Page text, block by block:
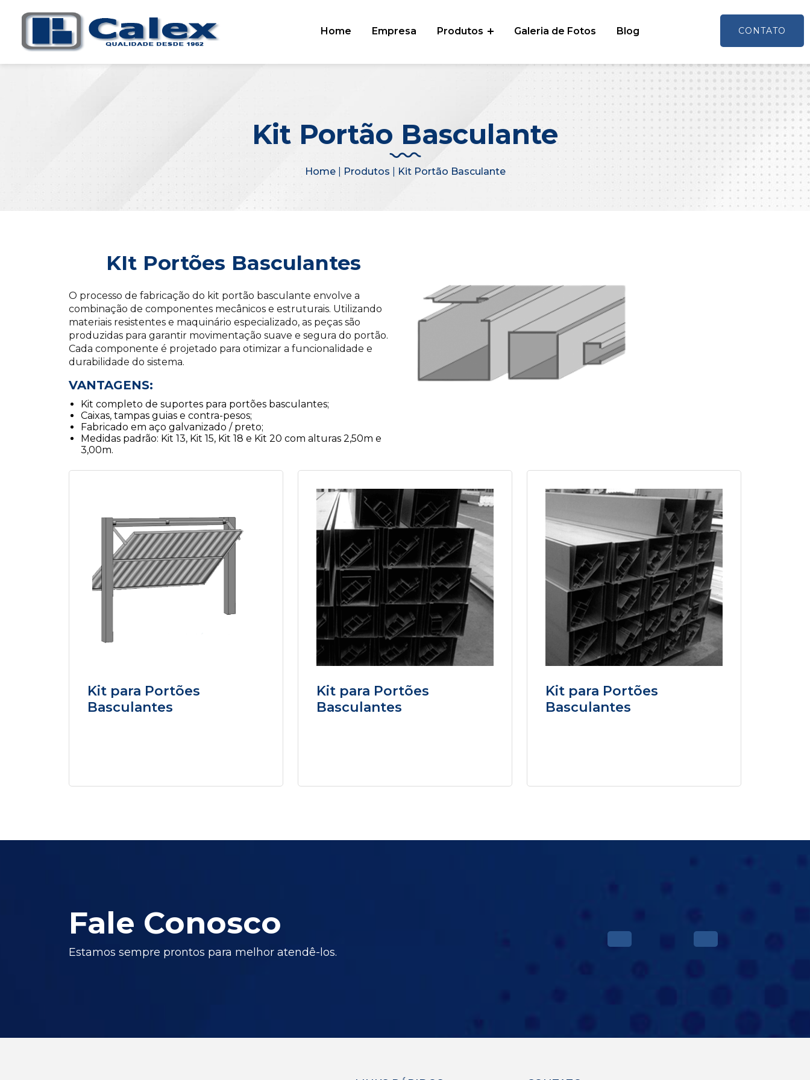
Home Empresa Produtos Galeria de Fotos Blog CONTATO
Kit Portão Basculante
Home| Produtos Kit Portão Basculante
KIt Portões Basculantes
O processo de fabricação do kit portão basculante envolve a
combinação de componentes mecânicos e estruturais. Utilizando
materiais resistentes e maquinário especializado, as peças são
produzidas para garantir movimentação suave e segura do portão.
Cada componente é projetado para otimizar a funcionalidade e
durabilidade do sistema.
VANTAGENS:
Kit completo de suportes para portões basculantes;
Caixas, tampas guias e contra-pesos;
Fabricado em aço galvanizado / preto;
Medidas padrão: Kit 13, Kit 15, Kit 18 e Kit 20 com alturas 2,50m e
3,00m.
Kit para Portões
Basculantes
Kit para Portões
Basculantes
Kit para Portões
Basculantes
Fale Conosco
Estamos sempre prontos para melhor atendê-los.